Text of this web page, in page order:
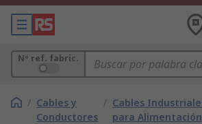
Nº ref. fabric.
/ Cables y
Conductores
/ Cables
para Alimentación